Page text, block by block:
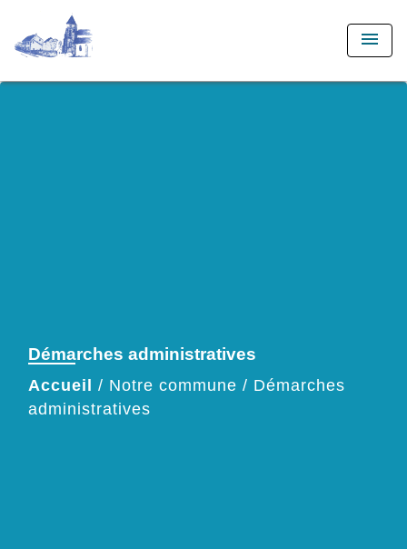
menu
Démarches administratives
Accueil / Notre commune / Démarches
administratives